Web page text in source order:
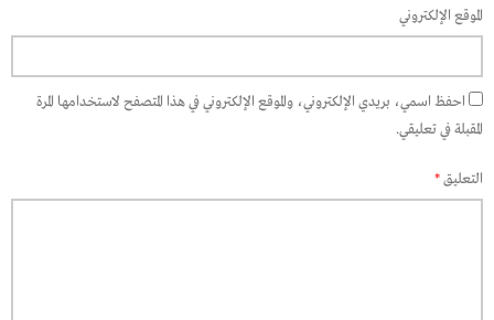
الموقع الإلكتروني
احفظ اسمي، بريدي الإلكتروني، والموقع الإلكتروني في هذا المتصفح لاستخدامها المرة
المقبلة في تعليقي.
التعليق*